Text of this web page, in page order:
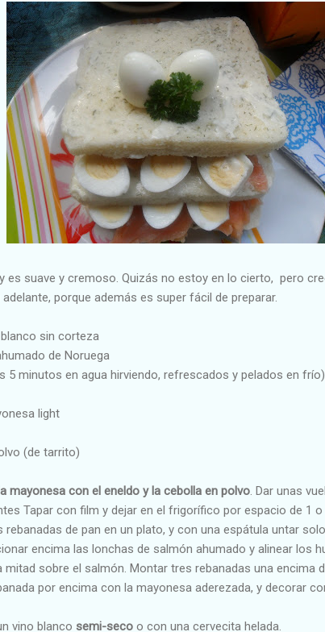
es suave y cremoso. Quizás no estoy en lo cierto, pero
porque además es super fácil de preparar.
sin corteza
de Noruega
5 minutos en agua hirviendo, refrescados y pelados en frío)
light
(de tarrito)
mayonesa con el eneldo y la cebolla en polvo . Dar unas
Tapar con film y dejar en el frigorífico por espacio de 1 o
de pan en un plato, y con una espátula untar
encima las lonchas de salmón ahumado y alinear los
sobre el salmón. Montar tres rebanadas una encima
por encima con la mayonesa aderezada, y decorar
vino blanco semi-seco o con una cervecita helada.